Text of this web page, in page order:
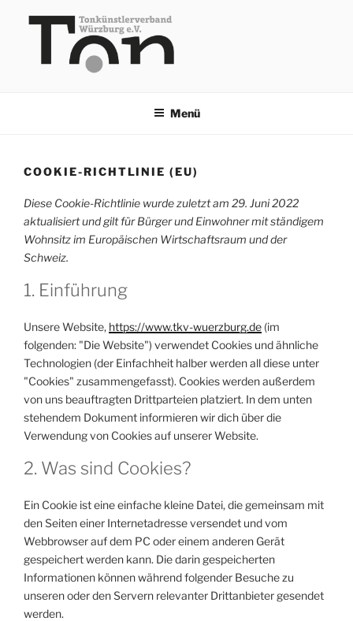
Inhalt
Menü
COOKIE-RICHTLINIE (EU)
Diese Cookie-Richtlinie wurde zuletzt am 29. Juni 2022
aktualisiert und gilt für Bürger und Einwohner mit ständigem
Wohnsitz im Europäischen Wirtschaftsraum und der
Schweiz.
1. Einführung
Unsere Website, https://www.tkv-wuerzburg.de (im
folgenden: "Die Website") verwendet Cookies und ähnliche
Technologien (der Einfachheit halber werden all diese unter
"Cookies" zusammengefasst). Cookies werden außerdem
von uns beauftragten Drittparteien platziert. In dem unten
stehendem Dokument informieren wir dich über die
Verwendung von Cookies auf unserer Website.
2. Was sind Cookies?
Ein Cookie ist eine einfache kleine Datei, die gemeinsam mit
den Seiten einer Internetadresse versendet und vom
Webbrowser auf dem PC oder einem anderen Gerät
gespeichert werden kann. Die darin gespeicherten
Informationen können während folgender Besuche zu
unseren oder den Servern relevanter Drittanbieter gesendet
werden.